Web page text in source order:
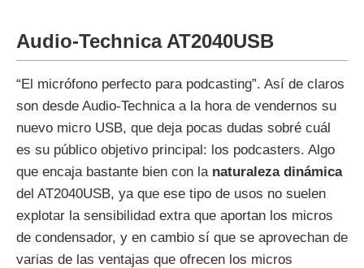
Audio-Technica AT2040USB
“El micrófono perfecto para podcasting”. Así de claros
son desde Audio-Technica a la hora de vendernos su
nuevo micro USB, que deja pocas dudas sobré cuál
es su público objetivo principal: los podcasters. Algo
que encaja bastante bien con la naturaleza dinámica
del AT2040USB, ya que ese tipo de usos no suelen
explotar la sensibilidad extra que aportan los micros
de condensador, y en cambio sí que se aprovechan de
varias de las ventajas que ofrecen los micros